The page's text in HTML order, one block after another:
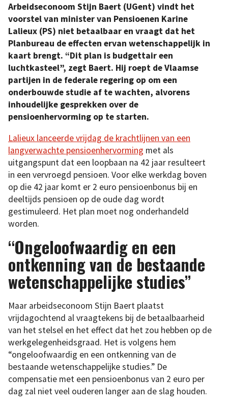
Arbeidseconoom Stijn Baert (UGent) vindt het
voorstel van minister van Pensioenen Karine
Lalieux (PS) niet betaalbaar en vraagt dat het
Planbureau de effecten ervan wetenschappelijk in
kaart brengt. “Dit plan is budgettair een
luchtkasteel”, zegt Baert. Hij roept de Vlaamse
partijen in de federale regering op om een
onderbouwde studie af te wachten, alvorens
inhoudelijke gesprekken over de
pensioenhervorming op te starten.
Lalieux lanceerde vrijdag de krachtlijnen van een
langverwachte pensioenhervorming met als
uitgangspunt dat een loopbaan na 42 jaar resulteert
in een vervroegd pensioen. Voor elke werkdag boven
op die 42 jaar komt er 2 euro pensioen­bonus bij en
deeltijds pensioen op de oude dag wordt
gestimuleerd. Het plan moet nog onderhandeld
worden.
“Ongeloofwaardig en een
ontkenning van de bestaande
wetenschappelijke studies”
Maar arbeidseconoom Stijn Baert plaatst
vrijdagochtend al vraagtekens bij de betaalbaarheid
van het stelsel en het effect dat het zou hebben op de
werkgelegenheidsgraad. Het is volgens hem
“ongeloofwaardig en een ontkenning van de
bestaande wetenschappelijke studies.” De
compensatie met een pensioenbonus van 2 euro per
dag zal niet veel ouderen langer aan de slag houden.